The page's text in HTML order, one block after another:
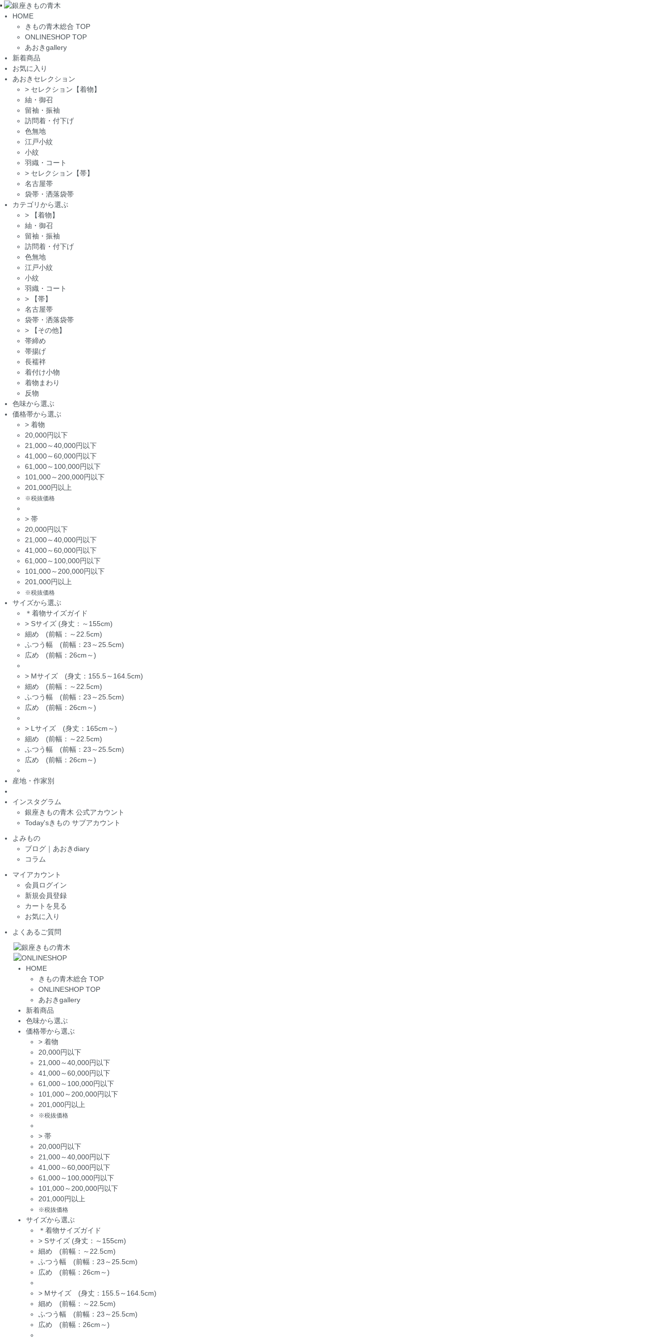
Toggle
navigation
HOME
きもの青木総合 TOP
ONLINESHOP TOP
あおきgallery
新着商品
お気に入り
あおきセレクション
> セレクション【着物】
紬・御召
留袖・振袖
訪問着・付下げ
色無地
江戸小紋
小紋
羽織・コート
> セレクション【帯】
名古屋帯
袋帯・洒落袋帯
カテゴリから選ぶ
>
【着物】
紬・御召
留袖・振袖
訪問着・付下げ
色無地
江戸小紋
小紋
羽織・コート
>
【帯】
名古屋帯
袋帯・洒落袋帯
>
【その他】
帯締め
帯揚げ
長襦袢
着付け小物
着物まわり
反物
色味から選ぶ
価格帯から選ぶ
> 着物
20,000円以下
21,000～40,000円以下
41,000～60,000円以下
61,000～100,000円以下
101,000～200,000円以下
201,000円以上
※税抜価格
> 帯
20,000円以下
21,000～40,000円以下
41,000～60,000円以下
61,000～100,000円以下
101,000～200,000円以下
201,000円以上
※税抜価格
サイズから選ぶ
＊着物サイズガイド
> Sサイズ (身丈：～155cm)
細め (前幅：～22.5cm)
ふつう幅 (前幅：23～25.5cm)
広め (前幅：26cm～)
> Mサイズ (身丈：155.5～164.5cm)
細め (前幅：～22.5cm)
ふつう幅 (前幅：23～25.5cm)
広め (前幅：26cm～)
> Lサイズ (身丈：165cm～)
細め (前幅：～22.5cm)
ふつう幅 (前幅：23～25.5cm)
広め (前幅：26cm～)
産地・作家別
インスタグラム
銀座きもの青木 公式アカウント
Today'sきもの サブアカウント
よみもの
ブログ｜あおきdiary
コラム
マイアカウント
会員ログイン
新規会員登録
カートを見る
お気に入り
よくあるご質問
HOME
きもの青木総合 TOP
ONLINESHOP TOP
あおきgallery
新着商品
色味から選ぶ
価格帯から選ぶ
> 着物
20,000円以下
21,000～40,000円以下
41,000～60,000円以下
61,000～100,000円以下
101,000～200,000円以下
201,000円以上
※税抜価格
> 帯
20,000円以下
21,000～40,000円以下
41,000～60,000円以下
61,000～100,000円以下
101,000～200,000円以下
201,000円以上
※税抜価格
サイズから選ぶ
＊着物サイズガイド
> Sサイズ (身丈：～155cm)
細め (前幅：～22.5cm)
ふつう幅 (前幅：23～25.5cm)
広め (前幅：26cm～)
> Mサイズ (身丈：155.5～164.5cm)
細め (前幅：～22.5cm)
ふつう幅 (前幅：23～25.5cm)
広め (前幅：26cm～)